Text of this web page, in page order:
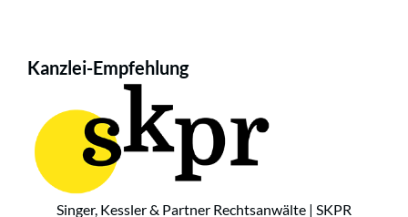
Kanzlei-Empfehlung
Singer, Kessler & Partner Rechtsanwälte | SKPR